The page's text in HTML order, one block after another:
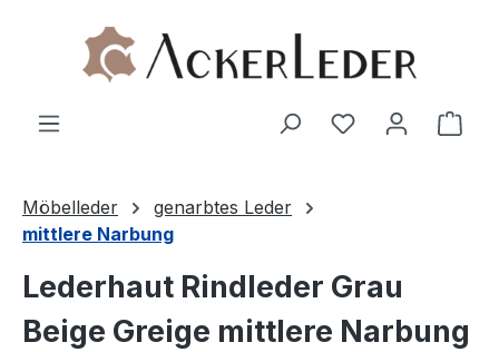
Zum Hauptinhalt springen
Möbelleder
genarbtes Leder
mittlere Narbung
Lederhaut Rindleder Grau
Beige Greige mittlere Narbung